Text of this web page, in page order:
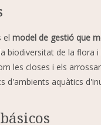
el model de gestió que
biodiversitat de la flora
les closes i els
d'ambients aquàtics